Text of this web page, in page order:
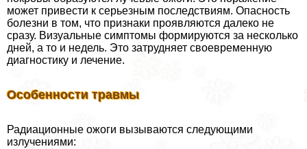
может привести к серьезным последствиям. Опасность
болезни в том, что признаки проявляются далеко не
сразу. Визуальные симптомы формируются за несколько
дней, а то и недель. Это затрудняет своевременную
диагностику и лечение.
Особенности травмы
Радиационные ожоги вызываются следующими
излучениями: